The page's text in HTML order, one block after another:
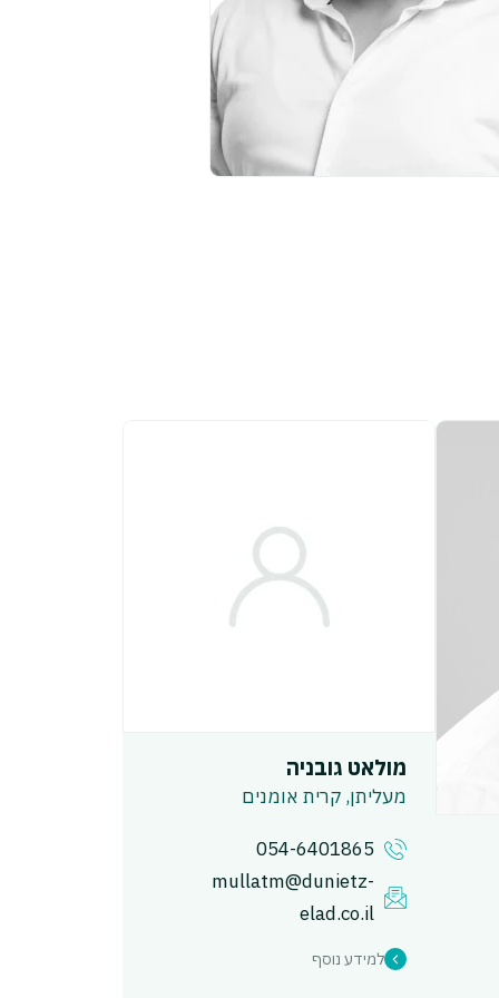
מולאט גובניה
מעליתן, קרית אומנים
054-6401865
mullatm@dunietz-
elad.co.il
למידע נוסף